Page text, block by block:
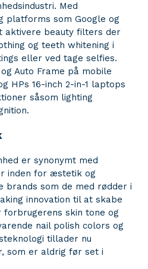
Med
platforms som Google og
aktivere beauty filters der
og teeth whitening i
eller ved tage selfies.
Auto Frame på mobile
HPs 16-inch 2-in-1 laptops
såsom lighting
er synonymt med
inden for æstetik og
brands som de med rødder i
innovation til at skabe
skin tone og
nail polish colors og
tillader nu
som er aldrig før set i